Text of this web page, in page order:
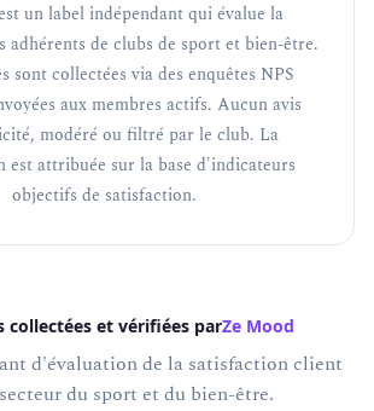
un label indépendant qui évalue la
adhérents de clubs de sport et bien-être.
sont collectées via des enquêtes NPS
aux membres actifs. Aucun avis
modéré ou filtré par le club. La
attribuée sur la base d'indicateurs
objectifs de satisfaction.
collectées et vérifiées parZe Mood
d'évaluation de la satisfaction client
du sport et du bien-être.